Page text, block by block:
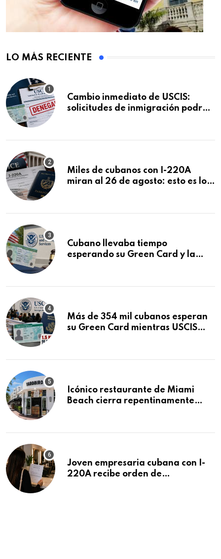
LO MÁS RECIENTE
Cambio inmediato de USCIS:
solicitudes de inmigración podrán
Miles de cubanos con I-220A
miran al 26 de agosto: esto es lo
Cubano llevaba tiempo
esperando su Green Card y la
Más de 354 mil cubanos esperan
su Green Card mientras USCIS
Icónico restaurante de Miami
Beach cierra repentinamente
Joven empresaria cubana con I-
220A recibe orden de